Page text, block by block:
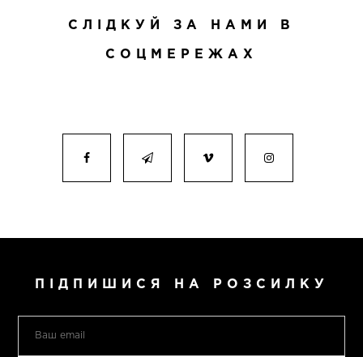
СЛІДКУЙ ЗА НАМИ В
СОЦМЕРЕЖАХ
ПІДПИШИСЯ НА РОЗСИЛКУ